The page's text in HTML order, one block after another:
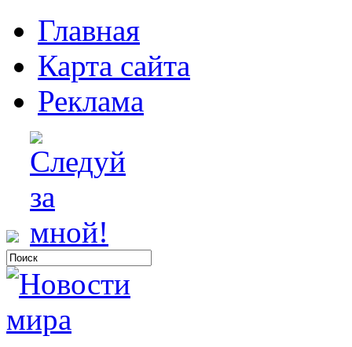
Главная
Карта сайта
Реклама